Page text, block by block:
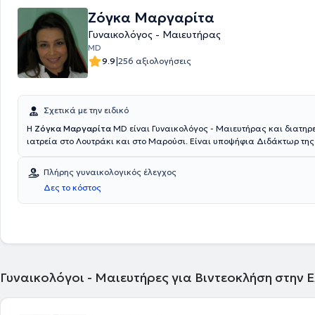
Ζόγκα Μαργαρίτα
Γυναικολόγος - Μαιευτήρας
MD
9.9|256 αξιολογήσεις
Σχετικά με την ειδικό
Η Ζόγκα Μαργαρίτα MD είναι Γυναικολόγος - Μαιευτήρας και
ιατρεία στο Λουτράκι και στο Μαρούσι. Είναι υποψήφια Διδάκτωρ της
Ιατρικής. Έχει ειδικευτεί στη Γυναικολογία στο Ειδικό Αντικαρκινικό
Μεταξά και στη μαιευτική στο Γενικό Νοσοκομείο Αθηνών "Αλεξάνδρα".
εξειδικευμένη στην παθολογία του τραχήλου της μήτρας, ενώ διαθέτει
εμπειρία στην παθολογία της κύησης, στην αντιμετώπιση των
Πλήρης γυναικολογικός έλεγχος
Δες το κόστος
Γυναικολόγοι - Μαιευτήρες για Βιντεοκλήση στην